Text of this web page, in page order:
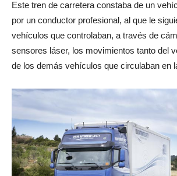
Este tren de carretera constaba de un
por un conductor profesional, al que le
vehículos que controlaban, a través de
sensores láser, los movimientos tanto del
de los demás vehículos que circulaban en